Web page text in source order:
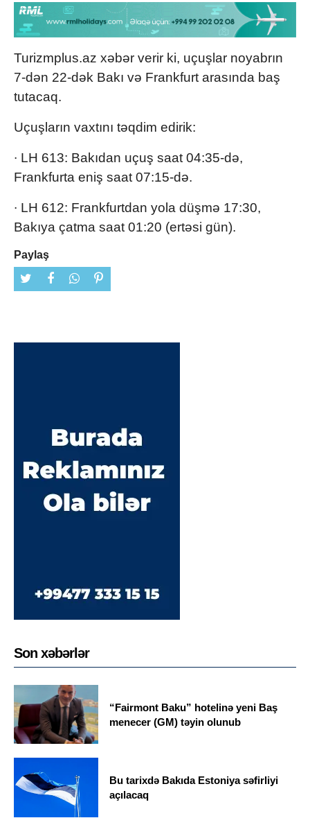
Turizmplus.az xəbər verir ki, uçuşlar noyabrın
7-dən 22-dək Bakı və Frankfurt arasında baş
tutacaq.
Uçuşların vaxtını təqdim edirik:
∙ LH 613: Bakıdan uçuş saat 04:35-də,
Frankfurta eniş saat 07:15-də.
∙ LH 612: Frankfurtdan yola düşmə 17:30,
Bakıya çatma saat 01:20 (ertəsi gün).
Paylaş
Son xəbərlər
“Fairmont Baku” hotelinə yeni Baş
menecer (GM) təyin olunub
Bu tarixdə Bakıda Estoniya səfirliyi
açılacaq